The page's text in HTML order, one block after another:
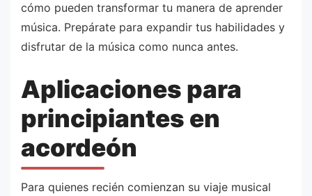
cómo pueden transformar tu manera de aprender
música. Prepárate para expandir tus habilidades y
disfrutar de la música como nunca antes.
Aplicaciones para
principiantes en
acordeón
Para quienes recién comienzan su viaje musical